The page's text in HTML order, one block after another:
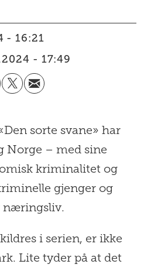
- 16:21
- 17:49
sorte svane» har
Norge – med sine
kriminalitet og
gjenger og
næringsliv.
i serien, er ikke
Lite tyder på at det